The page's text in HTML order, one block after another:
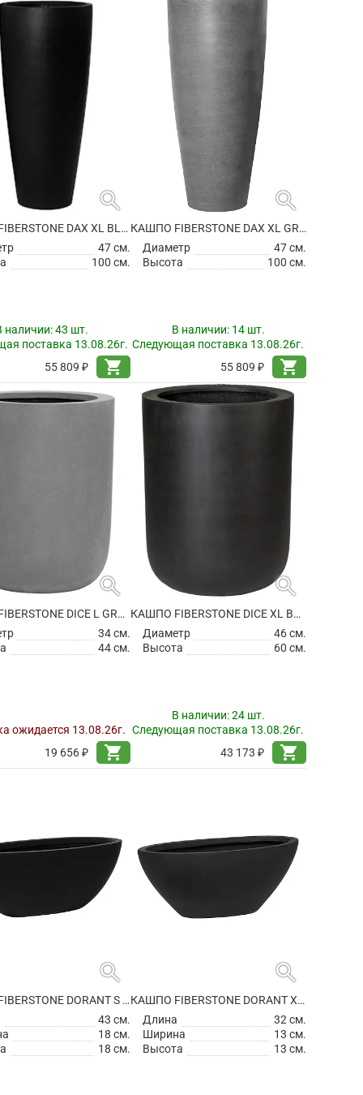
search
КАШПО FIBERSTONE DAX XL BLACK
47 см.
100 см.
наличии:43 шт.
поставка 13.08.26г.
55 809 ₽
shopping_cart
search
КАШПО FIBERSTONE DAX XL GREY
Диаметр
47 см.
Высота
100 см.
В наличии: 14 шт.
Следующая поставка 13.08.26г.
55 809 ₽
shopping_cart
search
КАШПО FIBERSTONE DICE L GREY
34 см.
44 см.
ожидается 13.08.26г.
19 656 ₽
shopping_cart
search
КАШПО FIBERSTONE DICE XL BLACK
Диаметр
46 см.
Высота
60 см.
В наличии:24 шт.
Следующая поставка 13.08.26г.
43 173 ₽
shopping_cart
search
КАШПО FIBERSTONE DORANT S MATT BLACK
43 см.
18 см.
18 см.
search
КАШПО FIBERSTONE DORANT XS MATT BLACK
Длина
32 см.
Ширина
13 см.
Высота
13 см.